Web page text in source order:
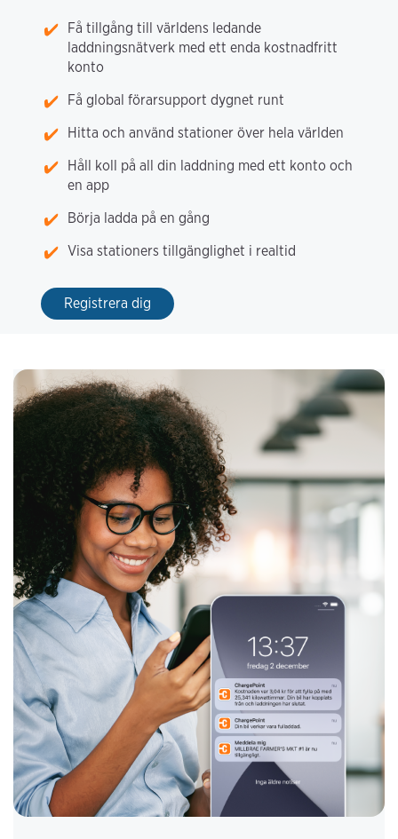
Få tillgång till världens ledande
laddningsnätverk med ett enda kostnadfritt
konto
Få global förarsupport dygnet runt
Hitta och använd stationer över hela världen
Håll koll på all din laddning med ett konto och
en app
Börja ladda på en gång
Visa stationers tillgänglighet i realtid
Registrera dig